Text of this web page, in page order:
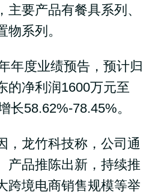
主要产品有餐具系列、
物系列。
年度业绩预告，预计归
的净利润1600万元至
长58.62%-78.45%。
，龙竹科技称，公司通
产品推陈出新，持续推
跨境电商销售规模等举